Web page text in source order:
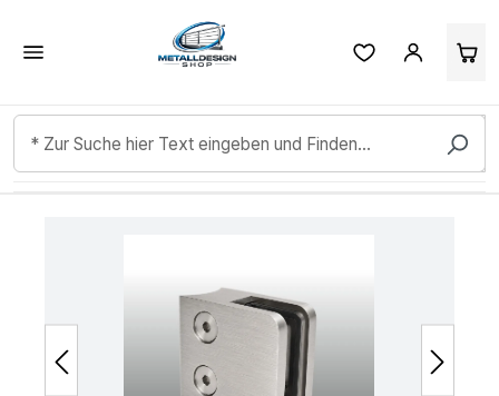
Zum Hauptinhalt springen